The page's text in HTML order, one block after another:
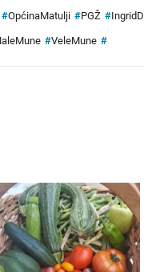
#OpćinaMatulji #PGŽ #IngridD
#VeleMune #